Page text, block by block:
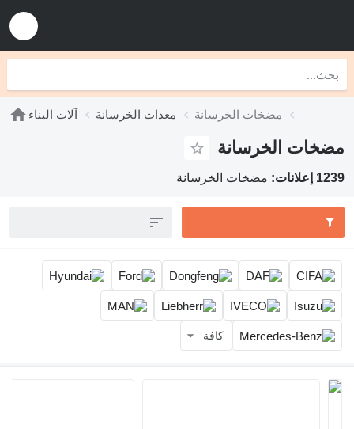
آلات البناء معدات الخرسانة مضخات الخرسانة
الخرسانة
مضخات الخرسانة
كافة